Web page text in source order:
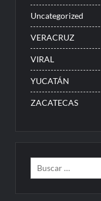
Uncategorized
VERACRUZ
VIRAL
YUCATÁN
ZACATECAS